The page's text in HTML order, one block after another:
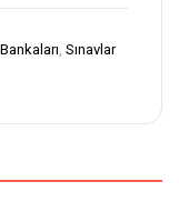
, Sınavlar